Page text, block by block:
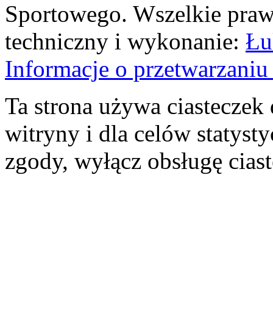
Sportowego. Wszelkie
techniczny i wykonanie:
Informacje o
Ta strona używa
witryny i dla celów
zgody, wyłącz obsługę